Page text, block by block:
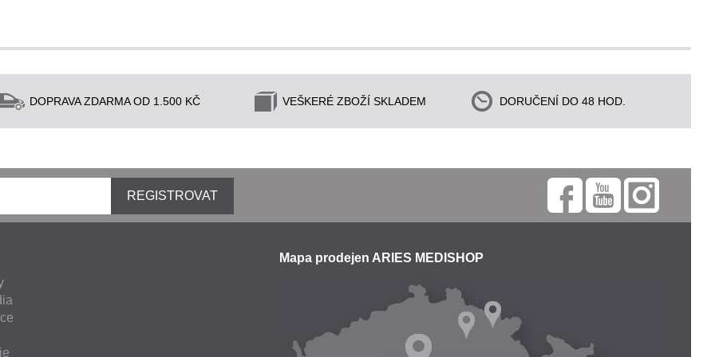
DOPRAVA ZDARMA OD 1.500 KČ VEŠKERÉ ZBOŽÍ SKLADEM DORUČENÍ DO 48 HOD.
REGISTROVAT
Mapa prodejen ARIES MEDISHOP